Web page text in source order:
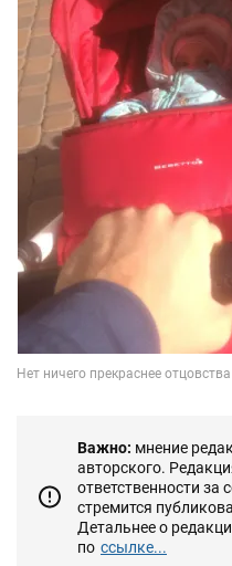
Важно: мнение
авторского.
ответственности за
стремится
Детальнее о
по ссылке...